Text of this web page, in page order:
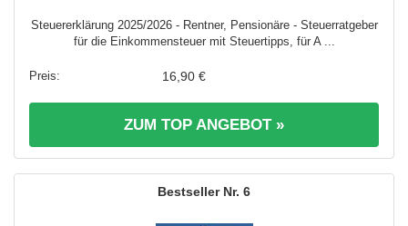
Steuererklärung 2025/2026 - Rentner, Pensionäre - Steuerratgeber
für die Einkommensteuer mit Steuertipps, für A ...
16,90 €
ZUM TOP ANGEBOT »
6